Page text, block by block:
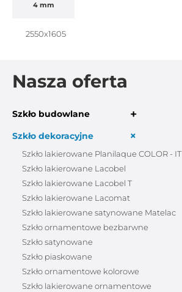
Nasza oferta
Szkło budowlane +
Szkło dekoracyjne +
Szkło lakierowane Planilaque COLOR - IT
Szkło lakierowane Lacobel
Szkło lakierowane Lacobel T
Szkło lakierowane Lacomat
Szkło lakierowane satynowane Matelac
Szkło ornamentowe bezbarwne
Szkło satynowane
Szkło piaskowane
Szkło ornamentowe kolorowe
Szkło lakierowane ornamentowe
4 mm
2550x1605